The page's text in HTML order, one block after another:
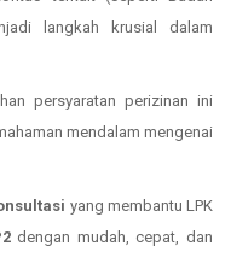
langkah krusial dalam
persyaratan perizinan ini
mendalam mengenai
yang membantu LPK
dengan mudah, cepat, dan